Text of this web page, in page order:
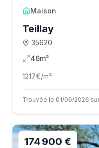
Maison
Teillay
35620
46m²
1217€/m²
Trouvée le 01/06/2026
174 900 €